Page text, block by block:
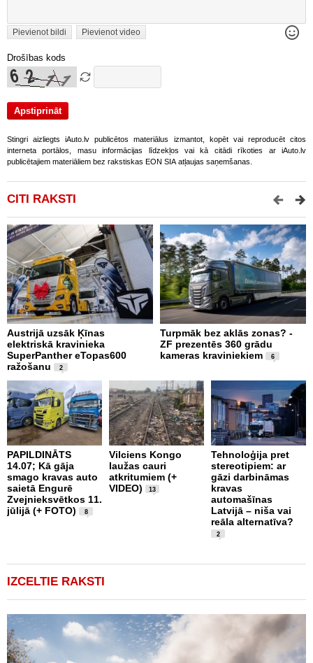
Pievienot bildi Pievienot video
Drošības kods
Stingri aizliegts iAuto.lv publicētos materiālus izmantot, kopēt vai reproducēt citos
interneta portālos, masu informācijas līdzekļos vai kā citādi rīkoties ar iAuto.lv
publicētajiem materiāliem bez rakstiskas EON SIA atļaujas saņemšanas.
CITI RAKSTI
Austrijā uzsāk Ķīnas
elektriskā kravinieka
SuperPanther eTopas600
ražošanu
2
Turpmāk bez aklās zonas? -
ZF prezentēs 360 grādu
kameras kraviniekiem
6
PAPILDINĀTS
14.07; Kā gāja
smago kravas auto
saietā Engurē
Zvejnieksvētkos 11.
jūlijā (+ FOTO)
8
Vilciens Kongo
laužas cauri
atkritumiem (+
VIDEO)
13
Tehnoloģija pret
stereotipiem: ar
gāzi darbināmas
kravas
automašīnas
Latvijā – niša vai
reāla alternatīva?
2
IZCELTIE RAKSTI